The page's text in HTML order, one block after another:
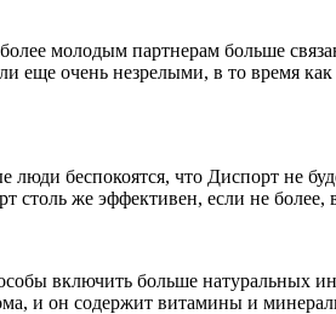
молодым партнерам больше
еще очень незрелыми, в то время
люди беспокоятся, что Диспорт не
столь же эффективен, если не более,
включить больше натуральных
и он содержит витамины и